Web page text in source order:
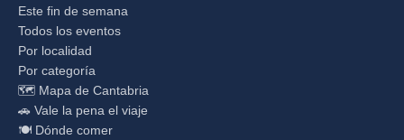
Este fin de semana
Todos los eventos
Por localidad
Por categoría
🗺️ Mapa de Cantabria
🚗 Vale la pena el viaje
🍽️ Dónde comer